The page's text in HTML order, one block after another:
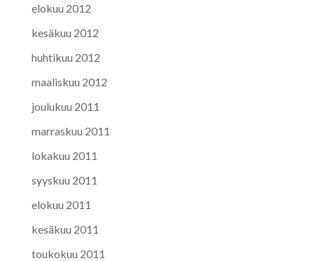
elokuu 2012
kesäkuu 2012
huhtikuu 2012
maaliskuu 2012
joulukuu 2011
marraskuu 2011
lokakuu 2011
syyskuu 2011
elokuu 2011
kesäkuu 2011
toukokuu 2011